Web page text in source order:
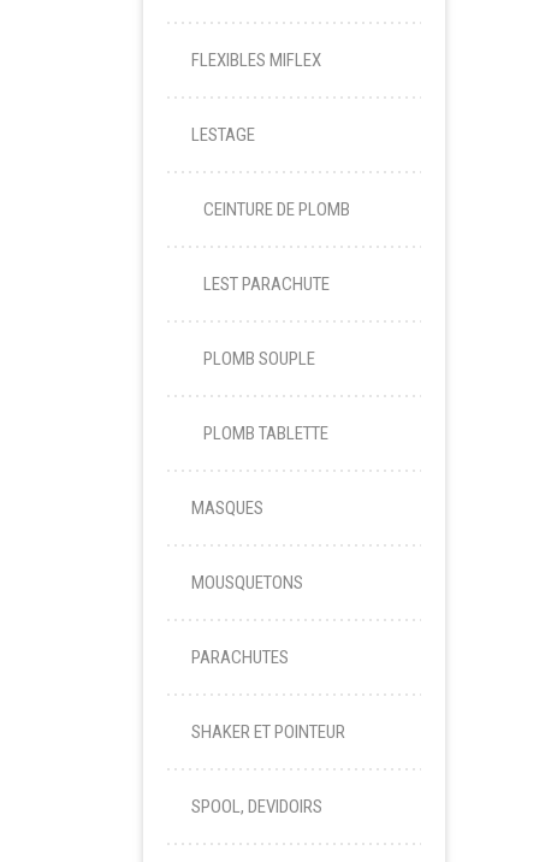
FLEXIBLES MIFLEX
LESTAGE
CEINTURE DE PLOMB
LEST PARACHUTE
PLOMB SOUPLE
PLOMB TABLETTE
MASQUES
MOUSQUETONS
PARACHUTES
SHAKER ET POINTEUR
SPOOL, DEVIDOIRS